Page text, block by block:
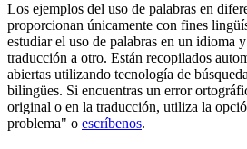
Los ejemplos del uso de palabras en
proporcionan únicamente con fines
estudiar el uso de palabras en un idioma
traducción a otro. Están recopilados
abiertas utilizando tecnología de
bilingües. Si encuentras un error
original o en la traducción, utiliza la
problema" o escríbenos.